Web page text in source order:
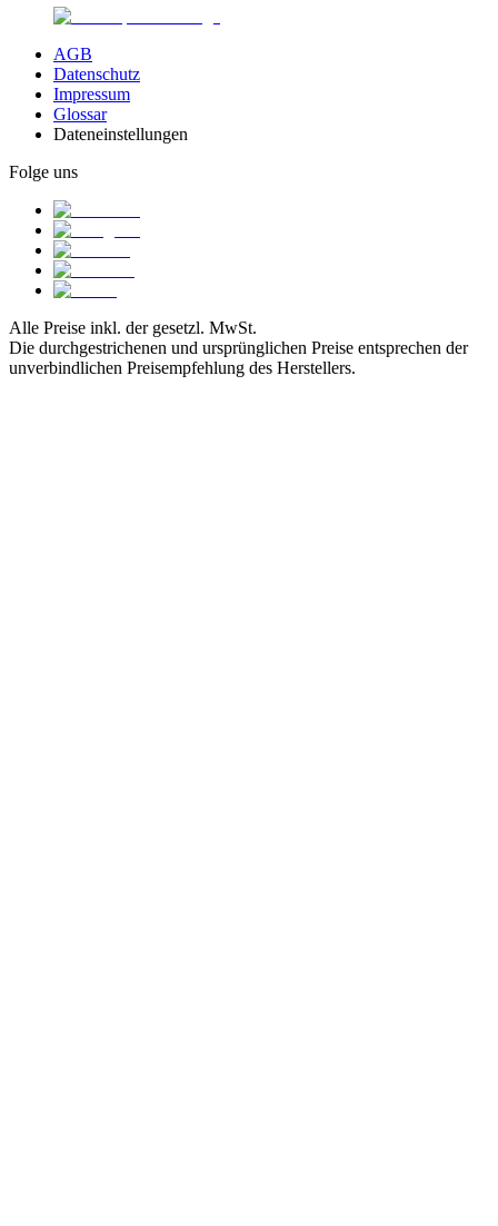
AGB
Datenschutz
Impressum
Glossar
Dateneinstellungen
Folge uns
Alle Preise inkl. der gesetzl. MwSt.
Die durchgestrichenen und ursprünglichen Preise entsprechen der
unverbindlichen Preisempfehlung des Herstellers.